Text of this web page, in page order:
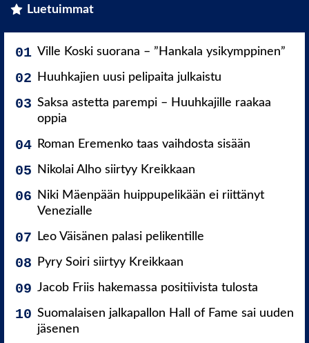
Luetuimmat
Ville Koski suorana – ”Hankala ysikymppinen”
Huuhkajien uusi pelipaita julkaistu
Saksa astetta parempi – Huuhkajille raakaa
oppia
Roman Eremenko taas vaihdosta sisään
Nikolai Alho siirtyy Kreikkaan
Niki Mäenpään huippupelikään ei riittänyt
Venezialle
Leo Väisänen palasi pelikentille
Pyry Soiri siirtyy Kreikkaan
Jacob Friis hakemassa positiivista tulosta
Suomalaisen jalkapallon Hall of Fame sai uuden
jäsenen